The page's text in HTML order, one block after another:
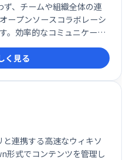
、チームや組織全体の連
ープンソースコラボレーシ
。効率的なコミュニケーシ
組織内の情報サイロを解消
速かつ効率的なアクセスを
価値を高め、時間とコスト
ゆる規模の組織におけるコ
最適なソリューションで
く見る
連携する高速なウィキソ
形式でコンテンツを管理し